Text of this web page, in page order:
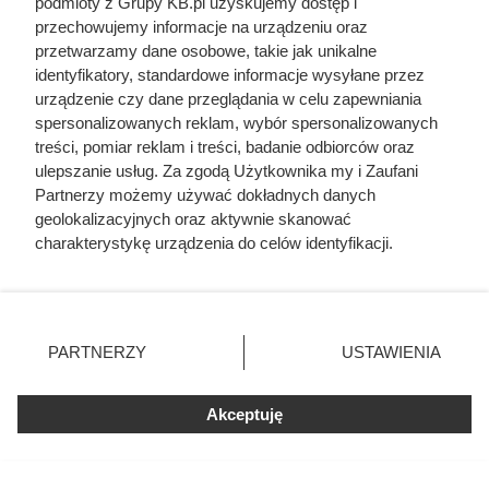
Uwięził żonę i dzieci, porywał młode dziewczyny.
Co się działo w zamku polskiego magnata
Ta wojna po raz pierwszy złamała potęgę
imperialnej Rosji. Mało kto o niej pamięta
Wskoczyła w suknie i odparła zbrojny najazd na
Zamość. Kim była najodważniejsza magnatka XVII
przechowujemy informacje na urządzeniu oraz
przetwarzamy dane osobowe, takie jak unikalne
identyfikatory, standardowe informacje wysyłane przez
urządzenie czy dane przeglądania w celu zapewniania
spersonalizowanych reklam, wybór spersonalizowanych
treści, pomiar reklam i treści, badanie odbiorców oraz
ulepszanie usług. Za zgodą Użytkownika my i Zaufani
Partnerzy możemy używać dokładnych danych
geolokalizacyjnych oraz aktywnie skanować
charakterystykę urządzenia do celów identyfikacji.
zmienić/wycofać klikając przycisk ustawień prywatności
znajdujący się w lewym dolnym rogu strony. Niektóre
użytkownika, ale masz prawo sprzeciwić się takiemu
przetwarzaniu. Preferencje będą miały zastosowania tylko
PARTNERZY USTAWIENIA
Akceptuję